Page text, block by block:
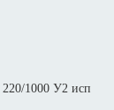
1000 У2 исп